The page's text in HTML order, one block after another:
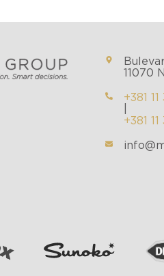
11070
+381
+381